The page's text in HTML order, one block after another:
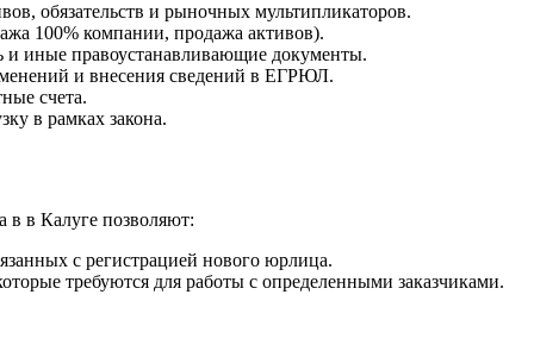
обязательств и рыночных мультипликаторов.
100% компании, продажа активов).
и иные правоустанавливающие документы.
и внесения сведений в ЕГРЮЛ.
счета.
в рамках закона.
в в Калуге позволяют:
с регистрацией нового юрлица.
требуются для работы с определенными заказчиками.